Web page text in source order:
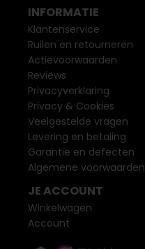
INFORMATIE
Klantenservice
Ruilen en retourneren
Actievoorwaarden
Reviews
Privacyverklaring
Privacy & Cookies
Veelgestelde vragen
Levering en betaling
Garantie en defecten
Algemene voorwaarden
JE ACCOUNT
Winkelwagen
Account